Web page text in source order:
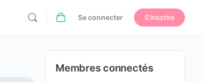
Se connecter S'inscrire
Membres connectés